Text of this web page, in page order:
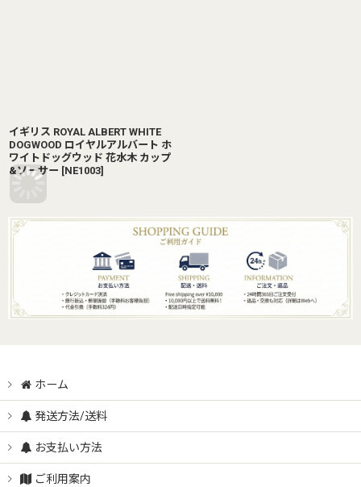
イギリス ROYAL ALBERT WHITE
DOGWOOD ロイヤルアルバート ホ
ワイトドッグウッド 花水木 カップ
&ソーサー [NE1003]
ホーム
発送方法/送料
お支払い方法
ご利用案内